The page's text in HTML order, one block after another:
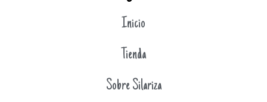
Inicio
Tienda
Sobre Silariza